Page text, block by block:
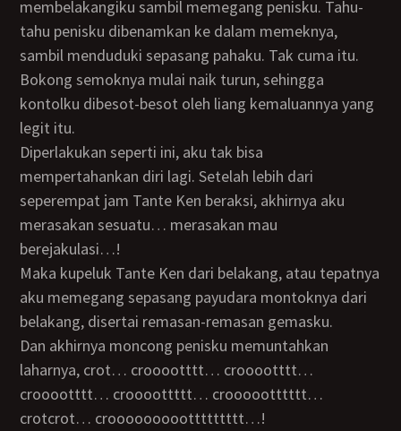
membelakangiku sambil memegang penisku. Tahu-
tahu penisku dibenamkan ke dalam memeknya,
sambil menduduki sepasang pahaku. Tak cuma itu.
Bokong semoknya mulai naik turun, sehingga
kontolku dibesot-besot oleh liang kemaluannya yang
legit itu.
Diperlakukan seperti ini, aku tak bisa
mempertahankan diri lagi. Setelah lebih dari
seperempat jam Tante Ken beraksi, akhirnya aku
merasakan sesuatu… merasakan mau
berejakulasi…!
Maka kupeluk Tante Ken dari belakang, atau tepatnya
aku memegang sepasang payudara montoknya dari
belakang, disertai remasan-remasan gemasku.
Dan akhirnya moncong penisku memuntahkan
laharnya, crot… crooootttt… crooootttt…
crooootttt… croooottttt… croooootttttt…
crotcrot… crooooooooottttttttt…!